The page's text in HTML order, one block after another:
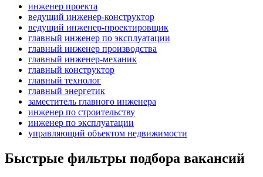
инженер проекта
ведущий инженер-конструктор
ведущий инженер-проектировщик
главный инженер по эксплуатации
главный инженер производства
главный инженер-механик
главный конструктор
главный технолог
главный энергетик
заместитель главного инженера
инженер по строительству
инженер по эксплуатации
управляющий объектом недвижимости
Быстрые фильтры подбора вакансий